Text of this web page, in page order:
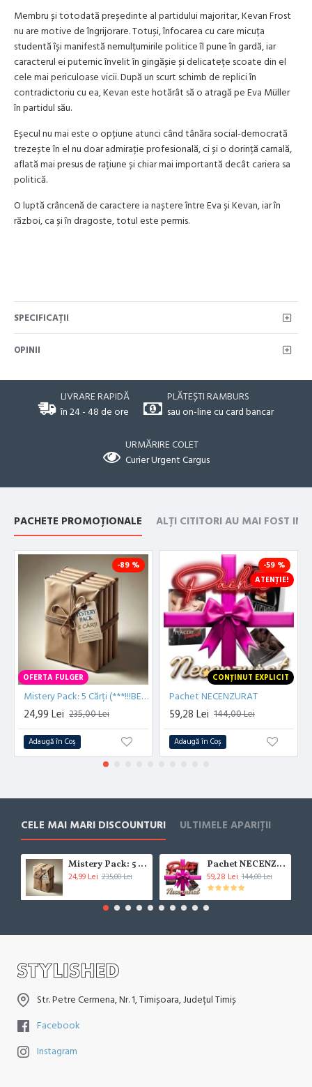
Membru și totodată președinte al partidului majoritar, Kevan Frost
nu are motive de îngrijorare. Totuși, înfocarea cu care micuța
studentă își manifestă nemulțumirile politice îl pune în gardă, iar
caracterul ei puternic învelit în gingășie și delicatețe scoate din el
cele mai periculoase vicii. După un scurt schimb de replici în
contradictoriu cu ea, Kevan este hotărât să o atragă pe Eva Müller
în partidul său.
Eșecul nu mai este o opțiune atunci când tânăra social-democrată
trezește în el nu doar admirație profesională, ci și o dorință carnală,
aflată mai presus de rațiune și chiar mai importantă decât cariera sa
politică.
O luptă crâncenă de caractere ia naștere între Eva și Kevan, iar în
război, ca și în dragoste, totul este permis.
SPECIFICAŢII
OPINII
LIVRARE RAPIDĂ
în 24 - 48 de ore
PLĂTEȘTI RAMBURS
sau on-line cu card bancar
URMĂRIRE COLET
Curier Urgent Cargus
PACHETE PROMOȚIONALE ALȚI CITITORI AU MAI FOST
OFERTA FULGER
-89 %
Mistery Pack: 5 Cărți (***!!!BESTSELLER!!!***)
24,99 Lei 235,00 Lei
Adaugă în Coş
CONȚINUT EXPLICIT
ATENȚIE!
-59 %
Pachet NECENZURAT
59,28 Lei 144,00 Lei
Adaugă în Coş
CELE MAI MARI DISCOUNTURI ULTIMELE APARIȚII
Mistery Pack: 5 Cărți (***!!!BESTSELLER!!!***)
24,99 Lei 235,00 Lei
Pachet NECENZURAT
59,28 Lei 144,00 Lei
Str. Petre Cermena, Nr. 1, Timișoara, Județul Timiș
Facebook
Instagram